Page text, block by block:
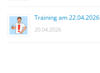
Training am 22.04.2026
20.04.2026